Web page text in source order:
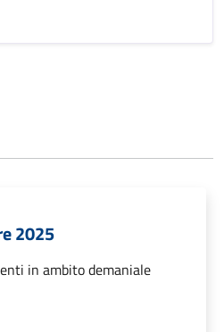
2025
in ambito demaniale